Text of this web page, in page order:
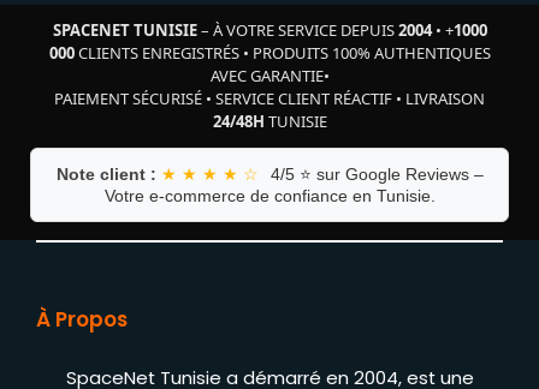
SPACENET TUNISIE– À VOTRE SERVICE DEPUIS2004• +1000
000CLIENTS ENREGISTRÉS• PRODUITS 100% AUTHENTIQUES
AVEC GARANTIE•
PAIEMENT SÉCURISÉ • SERVICE CLIENT RÉACTIF • LIVRAISON
24/48H TUNISIE
Note client : ★ ★ ★ ★ ☆
4/5 ⭐ sur Google Reviews –
Votre e-commerce de confiance en Tunisie.
À Propos
SpaceNet Tunisie a démarré en 2004, est une